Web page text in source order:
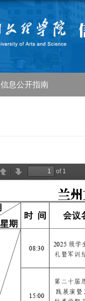
信息公开指南